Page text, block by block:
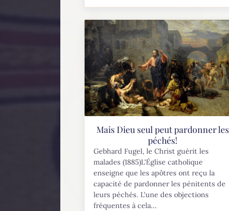
Mais Dieu seul peut pardonner les
péchés!
Gebhard Fugel, le Christ guérit les
malades (1885)L'Église catholique
enseigne que les apôtres ont reçu la
capacité de pardonner les pénitents de
leurs péchés. L'une des objections
fréquentes à cela...